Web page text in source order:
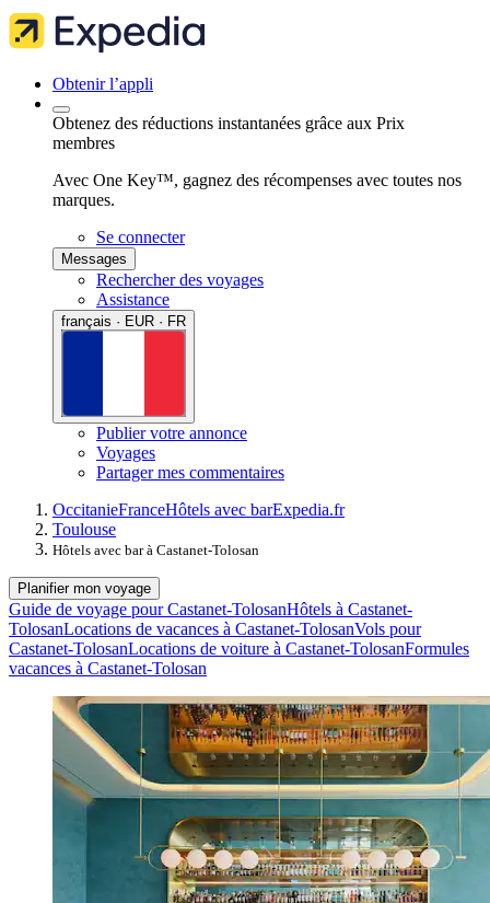
Obtenir l’appli
Obtenez des réductions instantanées grâce aux Prix
membres
Avec One Key™, gagnez des récompenses avec toutes nos
marques.
Se connecter
Messages
Rechercher des voyages
Assistance
français · EUR · FR
Publier votre annonce
Voyages
Partager mes commentaires
OccitanieFranceHôtels avec barExpedia.fr
Toulouse
Hôtels avec bar à Castanet-Tolosan
Planifier mon voyage
Guide de voyage pour Castanet-TolosanHôtels à Castanet-
TolosanLocations de vacances à Castanet-TolosanVols pour
Castanet-TolosanLocations de voiture à Castanet-TolosanFormules
vacances à Castanet-Tolosan